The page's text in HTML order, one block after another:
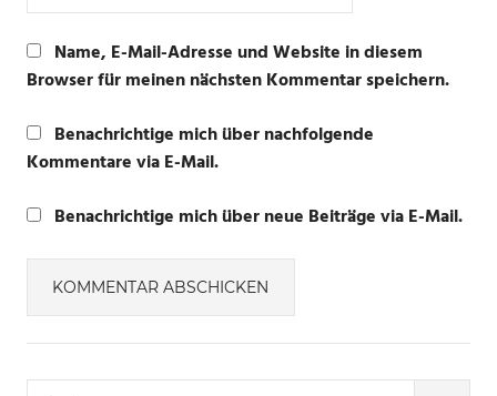
Name, E-Mail-Adresse und Website in diesem
Browser für meinen nächsten Kommentar speichern.
Benachrichtige mich über nachfolgende
Kommentare via E-Mail.
Benachrichtige mich über neue Beiträge via E-Mail.